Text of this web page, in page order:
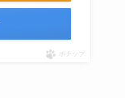
ポチップ